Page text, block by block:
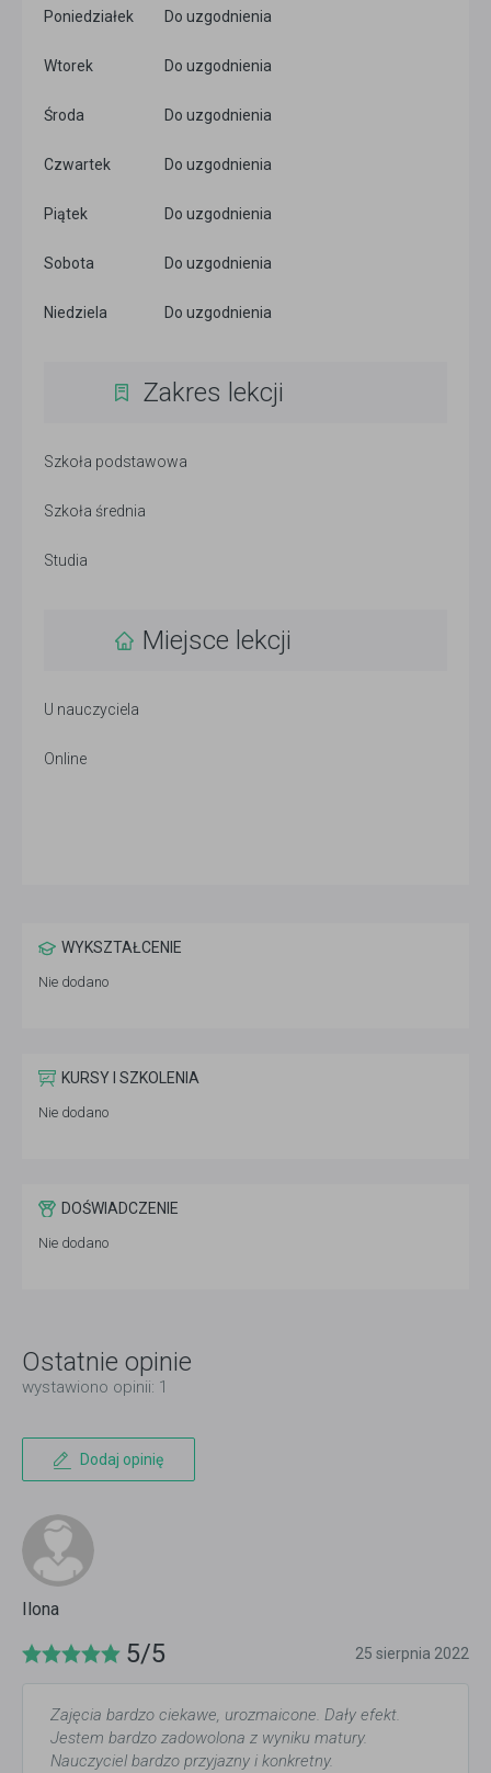
Poniedziałek Do uzgodnienia
Wtorek Do uzgodnienia
Środa Do uzgodnienia
Czwartek Do uzgodnienia
Piątek Do uzgodnienia
Sobota Do uzgodnienia
Niedziela Do uzgodnienia
Zakres lekcji
Szkoła podstawowa
Szkoła średnia
Studia
Miejsce lekcji
U nauczyciela
Online
WYKSZTAŁCENIE
Nie dodano
KURSY I SZKOLENIA
Nie dodano
DOŚWIADCZENIE
Nie dodano
Ostatnie opinie
wystawiono opinii: 1
Dodaj opinię
Ilona
5/5 25 sierpnia 2022
Zajęcia bardzo ciekawe, urozmaicone. Dały efekt.
Jestem bardzo zadowolona z wyniku matury.
Nauczyciel bardzo przyjazny i konkretny.